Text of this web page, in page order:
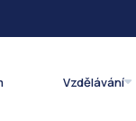
Vzdělávání